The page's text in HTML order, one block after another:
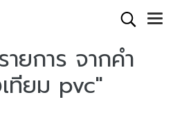
ยการ จากคำ
ทียม pvc"